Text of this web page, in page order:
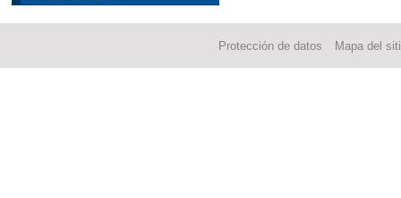
Protección de datos Mapa del